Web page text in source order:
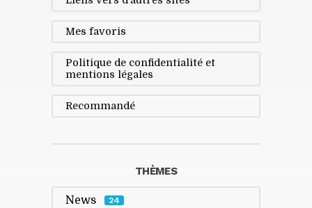
Mes favoris
Politique de confidentialité et
mentions légales
Recommandé
THÈMES
News 24